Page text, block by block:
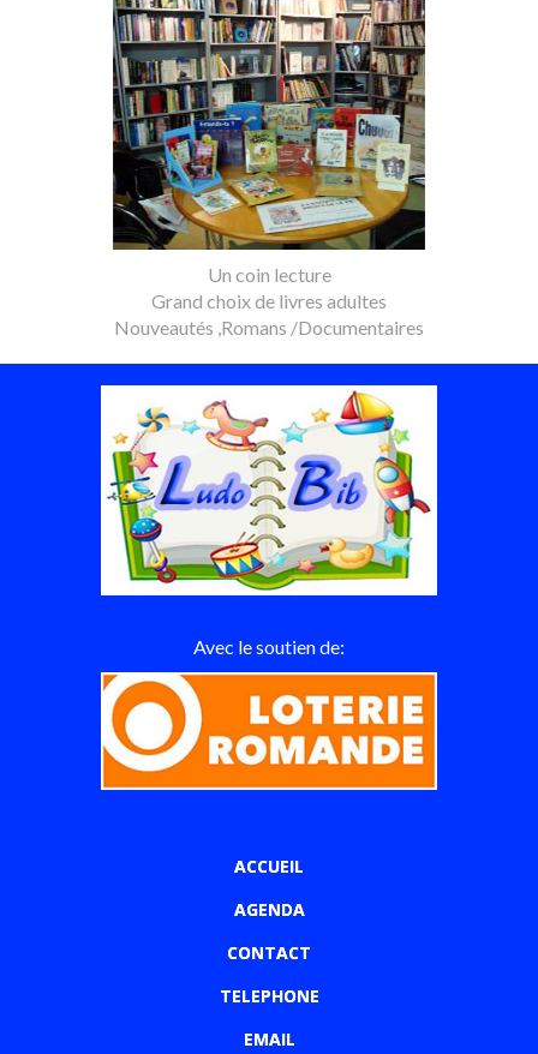
Un coin lecture
Grand choix de livres adultes
Nouveautés ,Romans /Documentaires
Avec le soutien de:
ACCUEIL
AGENDA
CONTACT
TELEPHONE
EMAIL